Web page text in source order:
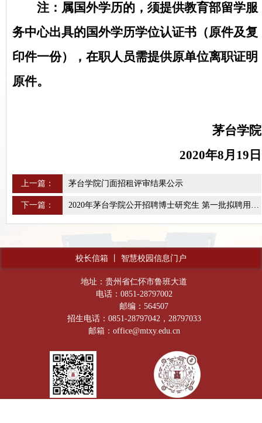
注：属国外学历的，须提供教育部留学服
务中心出具的国外学历学位认证书（原件及复
印件一份），在职人员需提供原单位离职证明
原件。
茅台学院
2020年8月19日
上一篇： 茅台学院门面招租评审结果公示
下一篇： 2020年茅台学院公开招聘博士研究生 第一批拟聘用人员公示
校长信箱 智慧校园信息门户
地址：贵州省仁怀市鲁班大道
电话：0851-28797002
邮编：564507
招生电话：0851-28797042，28797033
邮箱：office@mtxy.edu.cn